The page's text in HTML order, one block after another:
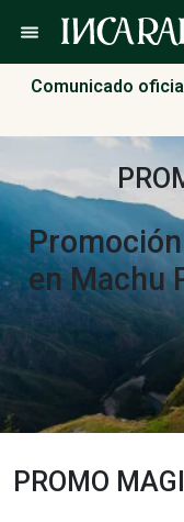
Comunicado
en Machu
PROMO